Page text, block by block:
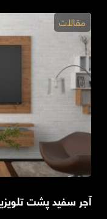
آجر سفید پشت
مقالات